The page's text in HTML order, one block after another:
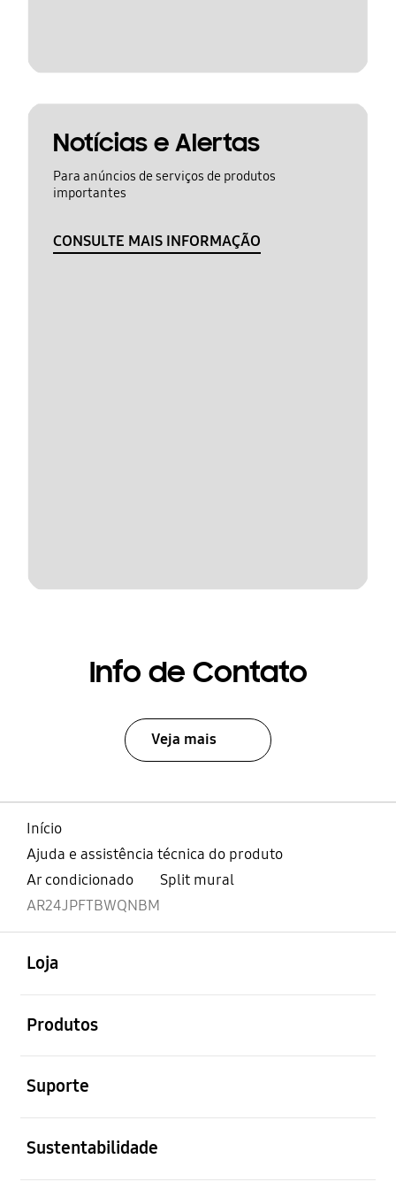
Notícias e Alertas
Para anúncios de serviços de produtos
importantes
CONSULTE MAIS INFORMAÇÃO
Info de Contato
Veja mais
Início
Ajuda e assistência técnica do produto
Ar condicionado
Split mural
AR24JPFTBWQNBM
Loja
Produtos
Suporte
Sustentabilidade